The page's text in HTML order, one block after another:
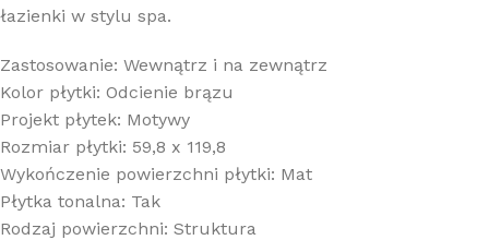
łazienki w stylu spa.
Zastosowanie: Wewnątrz i na zewnątrz
Kolor płytki: Odcienie brązu
Projekt płytek: Motywy
Rozmiar płytki: 59,8 x 119,8
Wykończenie powierzchni płytki: Mat
Płytka tonalna: Tak
Rodzaj powierzchni: Struktura